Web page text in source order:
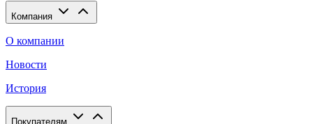
Компания
О компании
Новости
История
Покупателям